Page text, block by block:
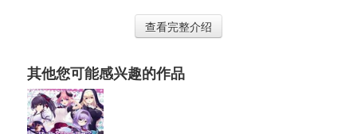
查看完整介绍
其他您可能感兴趣的作品